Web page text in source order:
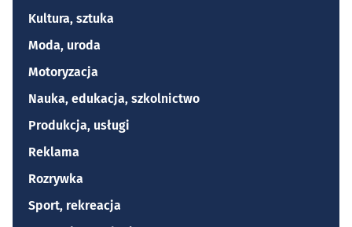
Kultura, sztuka
Moda, uroda
Motoryzacja
Nauka, edukacja, szkolnictwo
Produkcja, usługi
Reklama
Rozrywka
Sport, rekreacja